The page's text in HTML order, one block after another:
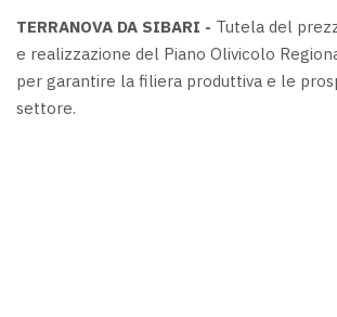
TERRANOVA DA SIBARI - Tutela del
e realizzazione del Piano Olivicolo
per garantire la filiera produttiva e le
settore.